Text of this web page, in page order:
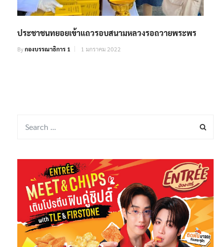
ประชาชนทยอยเข้าแถวรอบสนามหลวงรอถวายพระพร
Byกองบรรณาธิการ 1 1 มกราคม 2022